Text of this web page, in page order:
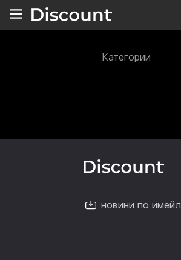
Категории
новини по имейл